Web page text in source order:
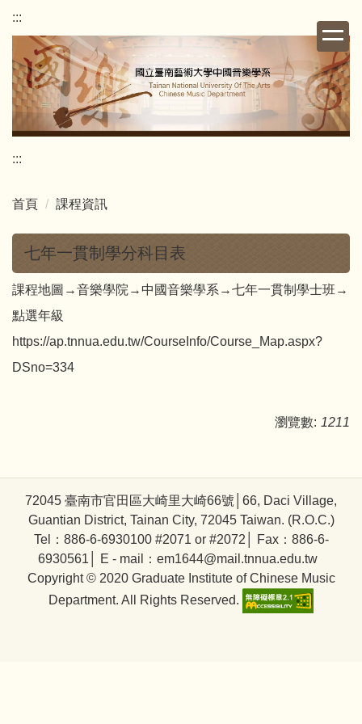
跳
主
要
內
容
區
:::
:::
首頁 課程資訊
七年一貫制學分科目表
課程地圖→音樂學院→中國音樂學系→七年一貫制學士班→
點選年級
https://ap.tnnua.edu.tw/CourseInfo/Course_Map.aspx?
DSno=334
瀏覽數: 1211
72045 臺南市官田區大崎里大崎66號│66, Daci Village,
Guantian District, Tainan City, 72045 Taiwan. (R.O.C.)
Tel：886-6-6930100 #2071 or #2072│ Fax：886-6-
6930561│ E - mail：em1644@mail.tnnua.edu.tw
Copyright © 2020 Graduate Institute of Chinese Music
Department. All Rights Reserved.